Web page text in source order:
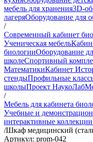
мебель для хранения3D-
лагеряОборудование для
/
Современный кабинет
Ученическая мебель
биологииОборудование
школеСпортивный
МатематикиКабинет
стендыПрофильные
школыПроект НаукоЛаб
/
Мебель для кабинета
Учебные и
интерактивные
/Шкаф медицинский
Артикул: prom-042